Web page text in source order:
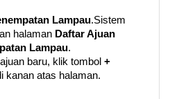
Lampau.Sistem
halaman Daftar Ajuan
Lampau.
baru, klik tombol +
kanan atas halaman.